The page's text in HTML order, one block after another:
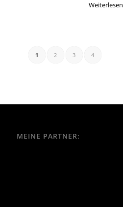
Weiterlesen
1 2 3 4
MEINE PARTNER: